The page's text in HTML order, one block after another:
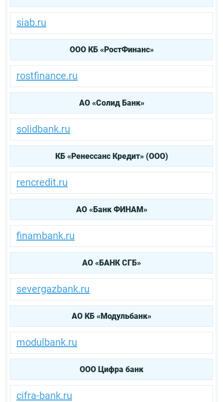
siab.ru
ООО КБ «РостФинанс»
rostfinance.ru
АО «Солид Банк»
solidbank.ru
КБ «Ренессанс Кредит» (ООО)
rencredit.ru
АО «Банк ФИНАМ»
finambank.ru
АО «БАНК СГБ»
severgazbank.ru
АО КБ «Модульбанк»
modulbank.ru
ООО Цифра банк
cifra-bank.ru